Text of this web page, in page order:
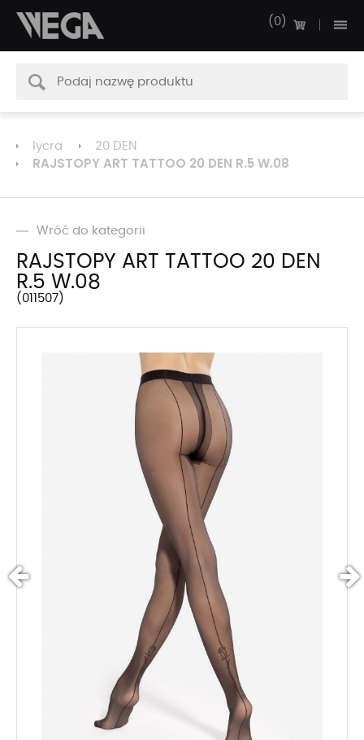
0
lycra 20 DEN
RAJSTOPY ART TATTOO 20 DEN R.5 W.08
Wróć do kategorii
RAJSTOPY ART TATTOO 20 DEN
R.5 W.08
011507